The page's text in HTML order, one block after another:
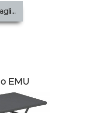
EMU